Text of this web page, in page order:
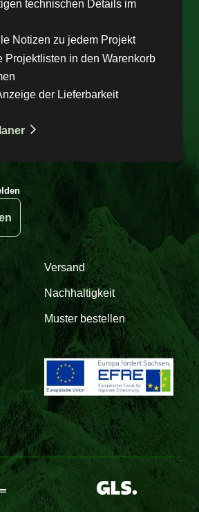
technischen Details im
Notizen zu jedem Projekt
Projektlisten in den Warenkorb
der Lieferbarkeit
Versand
Nachhaltigkeit
Muster bestellen